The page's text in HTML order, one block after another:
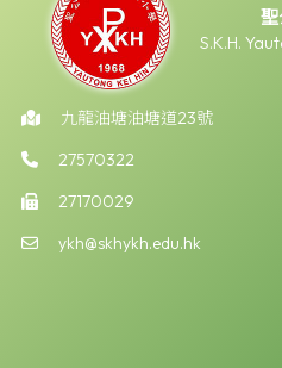
S.K.H.
九龍油塘油塘道23號
27570322
27170029
ykh@skhykh.edu.hk